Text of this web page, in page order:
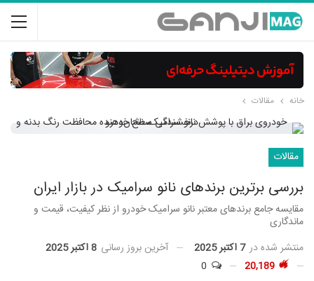
خانه مقالات
مقالات
بررسی برترین برندهای نانو سرامیک در بازار ایران
مقایسه جامع برندهای معتبر نانو سرامیک خودرو از نظر کیفیت، قیمت و
ماندگاری
منتشر شده در 7 اکتبر 2025 آخرین بروز رسانی 8 اکتبر 2025